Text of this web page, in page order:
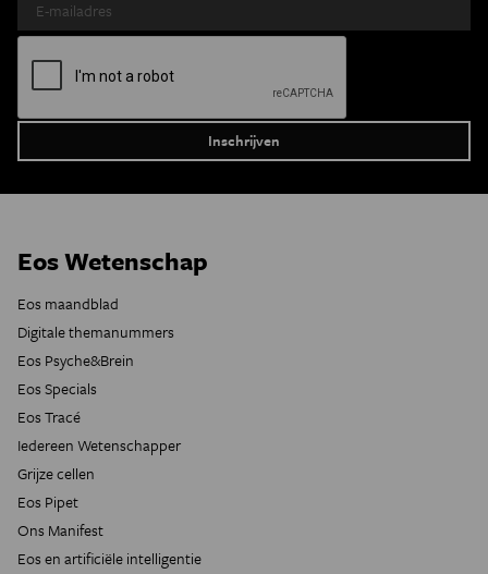
Eos Wetenschap
Eos maandblad
Digitale themanummers
Eos Psyche&Brein
Eos Specials
Eos Tracé
Iedereen Wetenschapper
Grijze cellen
Eos Pipet
Ons Manifest
Eos en artificiële intelligentie